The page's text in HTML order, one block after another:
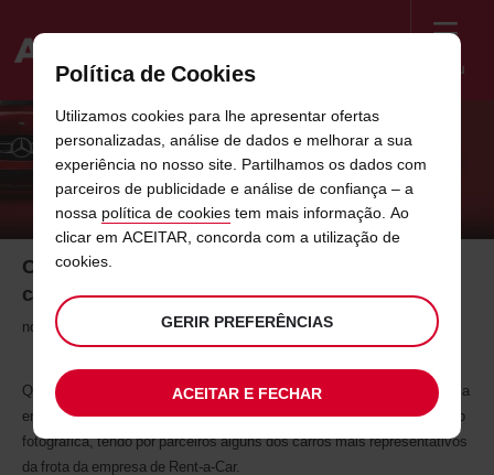
Menu
Avis
COLABORADORES AVIS SÃO A IMAGEM
DAS NOVAS CAMPANHAS DA MARCA
Colaboradores Avis são a imagem das novas
campanhas da marca
novembro de 2011
Quatro colaboradores da AVIS Portugal deram literalmente “a cara” pela
empresa e mostraram todo o seu potencial de modelos numa produção
fotográfica, tendo por parceiros alguns dos carros mais representativos
da frota da empresa de Rent-a-Car.
Política de Cookies
Utilizamos cookies para lhe apresentar ofertas
personalizadas, análise de dados e melhorar a sua
experiência no nosso site. Partilhamos os dados com
parceiros de publicidade e análise de confiança – a
nossa política de cookies tem mais informação. Ao
clicar em ACEITAR, concorda com a utilização de
cookies.
GERIR PREFERÊNCIAS
ACEITAR E FECHAR